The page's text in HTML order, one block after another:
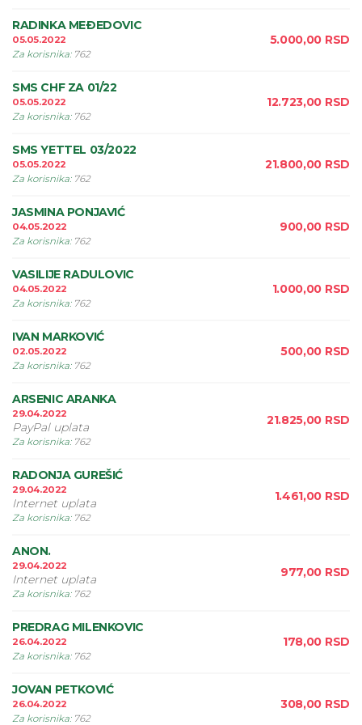
RADINKA MEÐEDOVIC
05.05.2022
Za korisnika: 762
5.000,00 RSD
SMS CHF ZA 01/22
05.05.2022
Za korisnika: 762
12.723,00 RSD
SMS YETTEL 03/2022
05.05.2022
Za korisnika: 762
21.800,00 RSD
JASMINA PONJAVIĆ
04.05.2022
Za korisnika: 762
900,00 RSD
VASILIJE RADULOVIC
04.05.2022
Za korisnika: 762
1.000,00 RSD
IVAN MARKOVIĆ
02.05.2022
Za korisnika: 762
500,00 RSD
ARSENIC ARANKA
29.04.2022
PayPal uplata
Za korisnika: 762
21.825,00 RSD
RADONJA GUREŠIĆ
29.04.2022
Internet uplata
Za korisnika: 762
1.461,00 RSD
ANON.
29.04.2022
Internet uplata
Za korisnika: 762
977,00 RSD
PREDRAG MILENKOVIC
26.04.2022
Za korisnika: 762
178,00 RSD
JOVAN PETKOVIĆ
26.04.2022
Za korisnika: 762
308,00 RSD